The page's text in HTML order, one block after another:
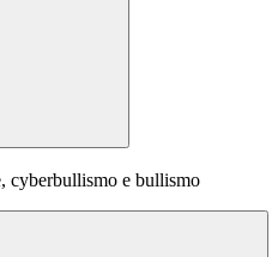
cyberbullismo e bullismo